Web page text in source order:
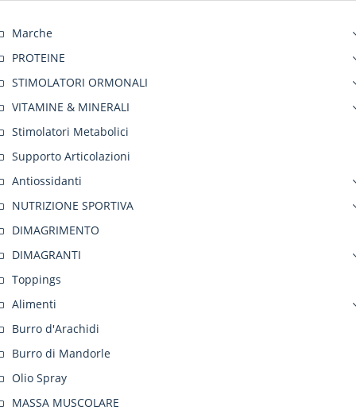
Marche
PROTEINE
STIMOLATORI ORMONALI
VITAMINE & MINERALI
Stimolatori Metabolici
Supporto Articolazioni
Antiossidanti
NUTRIZIONE SPORTIVA
DIMAGRIMENTO
DIMAGRANTI
Toppings
Alimenti
Burro d'Arachidi
Burro di Mandorle
Olio Spray
MASSA MUSCOLARE